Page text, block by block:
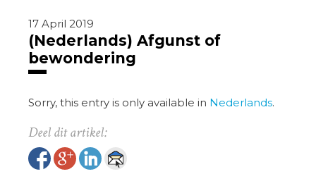
17 April 2019
(Nederlands) Afgunst of
bewondering
Sorry, this entry is only available in Nederlands.